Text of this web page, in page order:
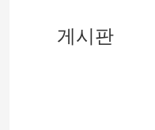
게시판